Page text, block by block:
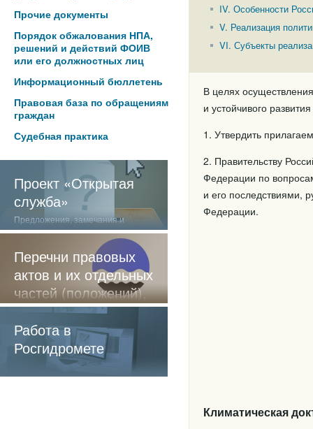
Прочие документы
Порядок обжалования НПА,
решений и действий ФОИВ
или его должностных лиц
Информационный бюллетень
Правовая база по обращениям
граждан
Судебная практика
Проект «Открытая
служба»
Предложения, замечания и
отзывы о нашей работе
Перечни правовых
актов и их отдельных
частей (положений),
содержащие
обязательные
требования
Работа в
Росгидромете
IV. Особенности
V. Реализация
VI. Субъекты
В целях
и устойчивого
1. Утвердить
2. Правительству
Федерации по
и его последствиями,
Федерации.
Климатическая